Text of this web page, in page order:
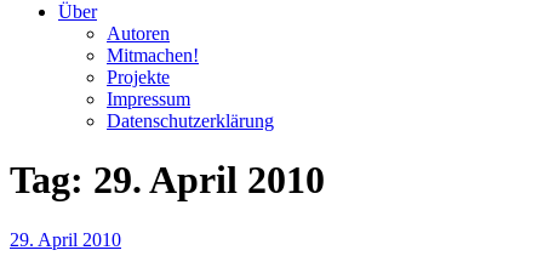
Über
Autoren
Mitmachen!
Projekte
Impressum
Datenschutzerklärung
Tag: 29. April 2010
Veröffentlicht
29. April 2010